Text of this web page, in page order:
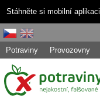
Stáhněte si mobilní aplikaci
Potraviny Provozovny